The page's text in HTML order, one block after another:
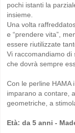
pochi istanti la
insieme.
Una volta
e “prendere vita”,
essere riutilizzate
Vi raccomandiamo
che dovrà sempre
Con le perline HAMA
imparano a contare,
geometriche, a
Età: da 5 anni -